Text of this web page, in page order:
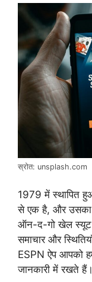
स्रोत: unsplash.com
1979 में स्थापित
से एक है, और उसका
ऑन-द-गो खेल स्यूट
समाचार और
ESPN ऐप आपको
जानकारी में रखते हैं।